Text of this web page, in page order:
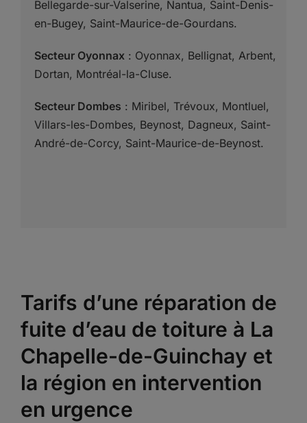
Bellegarde-sur-Valserine, Nantua, Saint-Denis-
en-Bugey, Saint-Maurice-de-Gourdans.
Secteur Oyonnax: Oyonnax, Bellignat, Arbent,
Dortan, Montréal-la-Cluse.
Secteur Dombes : Miribel, Trévoux, Montluel,
Villars-les-Dombes, Beynost, Dagneux, Saint-
André-de-Corcy, Saint-Maurice-de-Beynost.
Tarifs d’une réparation de
fuite d’eau de toiture à La
Chapelle-de-Guinchay et
la région en intervention
en urgence